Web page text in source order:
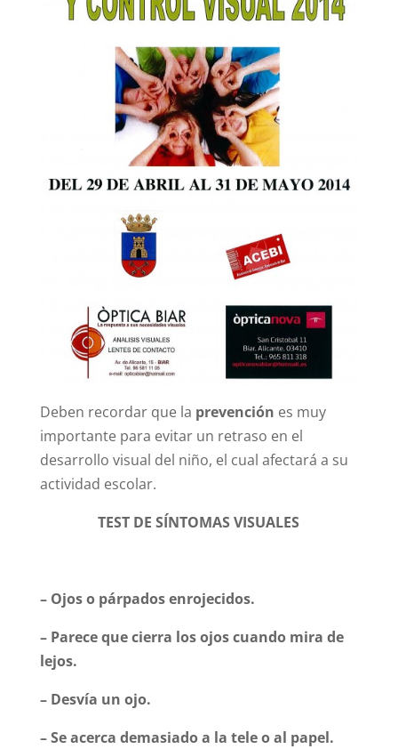
Deben recordar que la prevención es muy
importante para evitar un retraso en el
desarrollo visual del niño, el cual afectará a su
actividad escolar.
TEST DE SÍNTOMAS VISUALES
– Ojos o párpados enrojecidos.
– Parece que cierra los ojos cuando mira de
lejos.
– Desvía un ojo.
– Se acerca demasiado a la tele o al papel.